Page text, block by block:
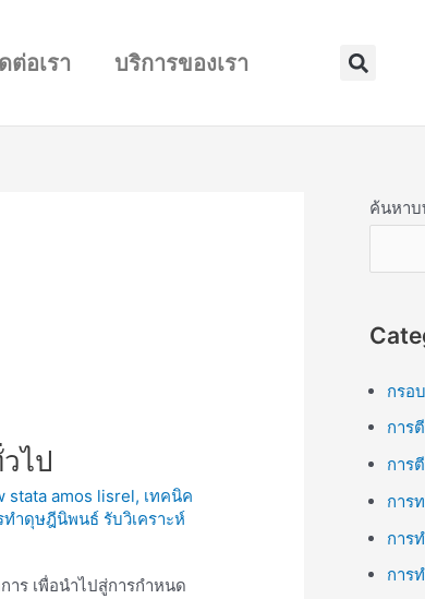
ต่อเรา บริการของเรา
ไป
stata amos lisrel, เทคนิค
ำดุษฎีนิพนธ์ รับวิเคราะห์
ร เพื่อนำไปสู่การกำหนด
ค้นหาบ
กรอ
การ
การ
การ
การ
การ